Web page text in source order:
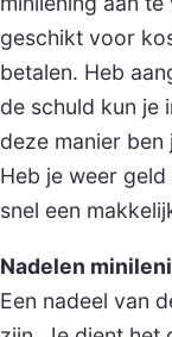
geschikt voor
betalen. Heb
de schuld kun je
deze manier ben
Heb je weer
snel een
Nadelen
Een nadeel van